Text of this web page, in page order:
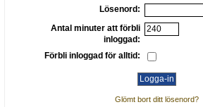
Lösenord:
Antal minuter att förbli
inloggad:
Förbli inloggad för alltid:
Glömt bort ditt lösenord?